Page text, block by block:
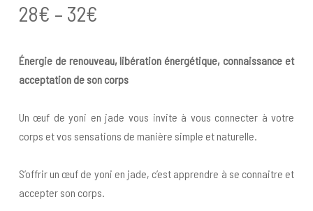
28€ – 32€
28€
through
Énergie de renouveau, libération énergétique, connaissance et
acceptation de son corps
Un œuf de yoni en jade vous invite à vous connecter à votre
corps et vos sensations de manière simple et naturelle.
S’offrir un œuf de yoni en jade, c’est apprendre à se connaitre et
accepter son corps.